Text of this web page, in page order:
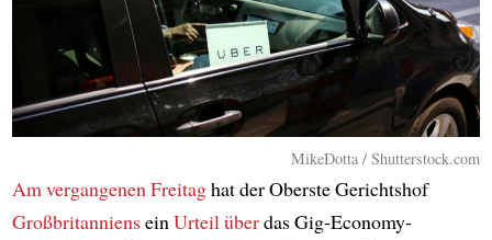
MikeDotta / Shutterstock.com
Am vergangenen Freitaghat der Oberste Gerichtshof
GroßbritannienseinUrteilüberdas Gig-Economy-